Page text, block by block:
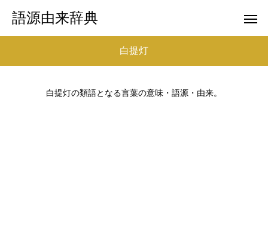
語源由来辞典
白提灯
白提灯の類語となる言葉の意味・語源・由来。